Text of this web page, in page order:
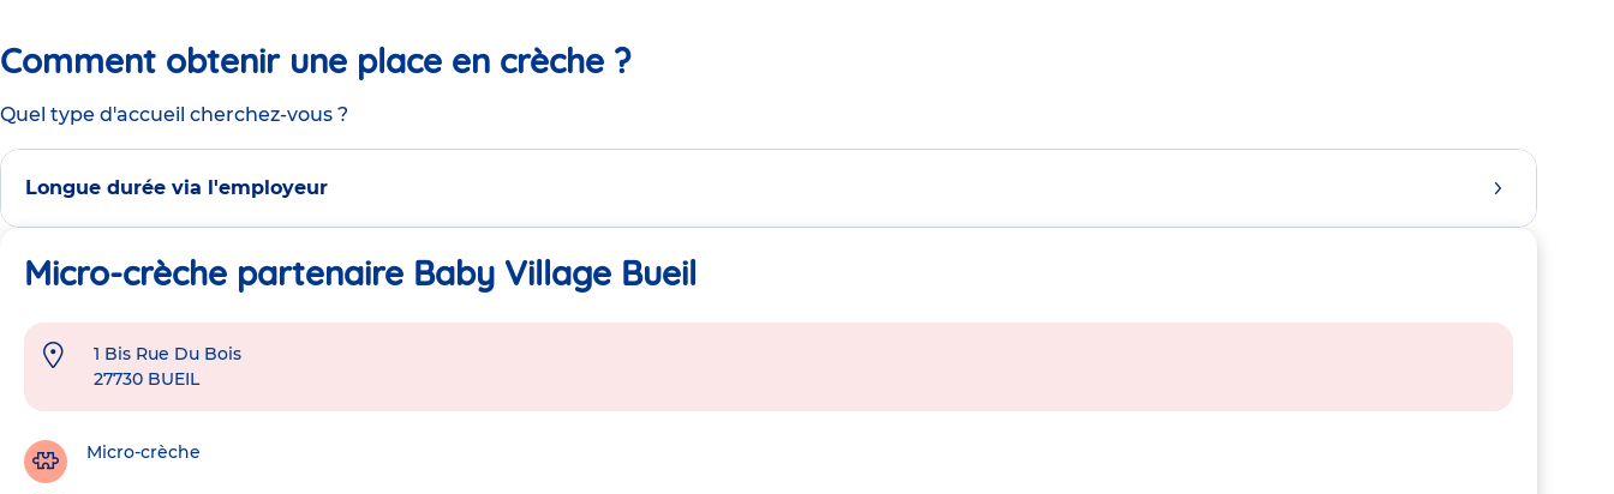
Comment obtenir une place en crèche ?
Quel type d'accueil cherchez-vous ?
Longue durée via l'employeur
Micro-crèche partenaire Baby Village Bueil
Adresse
crèche
1 Bis Rue Du Bois
27730 BUEIL
Micro-crèche